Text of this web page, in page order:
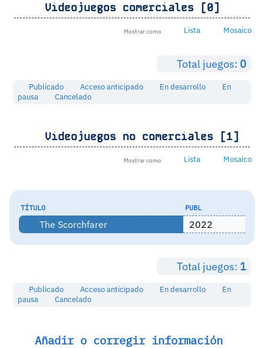
Videojuegos comerciales [0]
Mostrar como Lista Mosaico
Total juegos: 0
Publicado Acceso anticipado En desarrollo
En
pausa
Cancelado
Videojuegos no comerciales [1]
Mostrar como Lista Mosaico
TÍTULO PUBL
The Scorchfarer 2022
Total juegos: 1
Publicado Acceso anticipado En desarrollo
En
pausa
Cancelado
Añadir o corregir información